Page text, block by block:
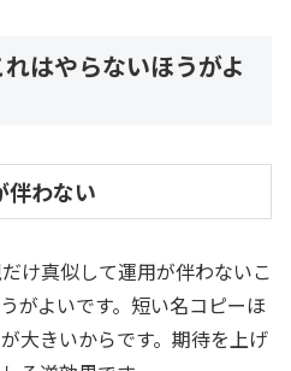
はやらないほうがよ
伴わない
け真似して運用が伴わないこ
がよいです。短い名コピーほ
大きいからです。期待を上げ